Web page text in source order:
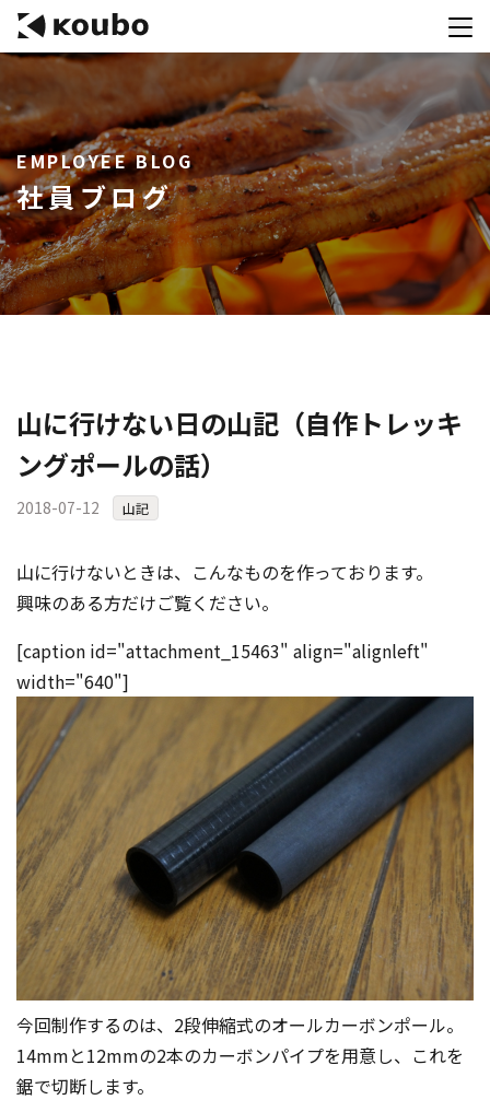
サービス
会社案内
実績紹介
採用情報
資料ダウンロード
コンテストを主催される方へ
公募運営SaaS 「Kouboプランナー」
コンテスト成功の法則
事務局アウトソーシング
マーケットデータ
コンテスト情報及びプレゼン
紹介させていただきます
無料掲載お申し込み
掲載内容のご確認はこちら
ログイン
EMPLOYEE BLOG
社員ブログ
山に行けない日の山記（自作トレッキ
ングポールの話）
2018-07-12 山記
山に行けないときは、こんなものを作っております。
興味のある方だけご覧ください。
[caption id="attachment_15463" align="alignleft"
width="640"]
今回制作するのは、2段伸縮式のオールカーボンポール。
14mmと12mmの2本のカーボンパイプを用意し、これを
鋸で切断します。